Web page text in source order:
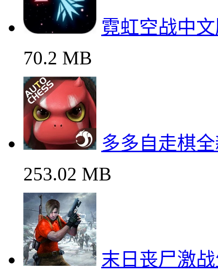
霓虹空战中
70.2 MB
多多自走棋
253.02 MB
末日丧尸激